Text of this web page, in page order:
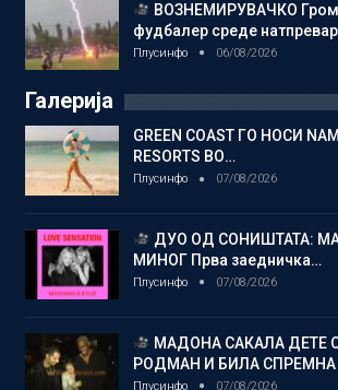
ВОЗНЕМИРУВАЧКО Гром
фудбалер среде
Плусинфо 06/08/2026
Галерија
GREEN COAST ГО НОСИ
RESORTS ВО…
Плусинфо 07/08/2026
ДУО ОД СОНИШТАТА:
МИНОГ Прва заедничка…
Плусинфо 07/08/2026
МАДОНА САКАЛА ДЕТЕ
РОДМАН И БИЛА
Плусинфо 07/08/2026